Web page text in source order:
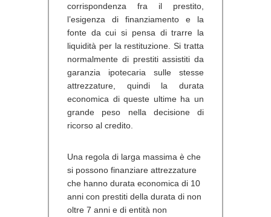
corrispondenza fra il prestito,
l’esigenza di finanziamento e la
fonte da cui si pensa di trarre la
liquidità per la restituzione. Si tratta
normalmente di prestiti assistiti da
garanzia ipotecaria sulle stesse
attrezzature, quindi la durata
economica di queste ultime ha un
grande peso nella decisione di
ricorso al credito.
Una regola di larga massima è che
si possono finanziare attrezzature
che hanno durata economica di 10
anni con prestiti della durata di non
oltre 7 anni e di entità non